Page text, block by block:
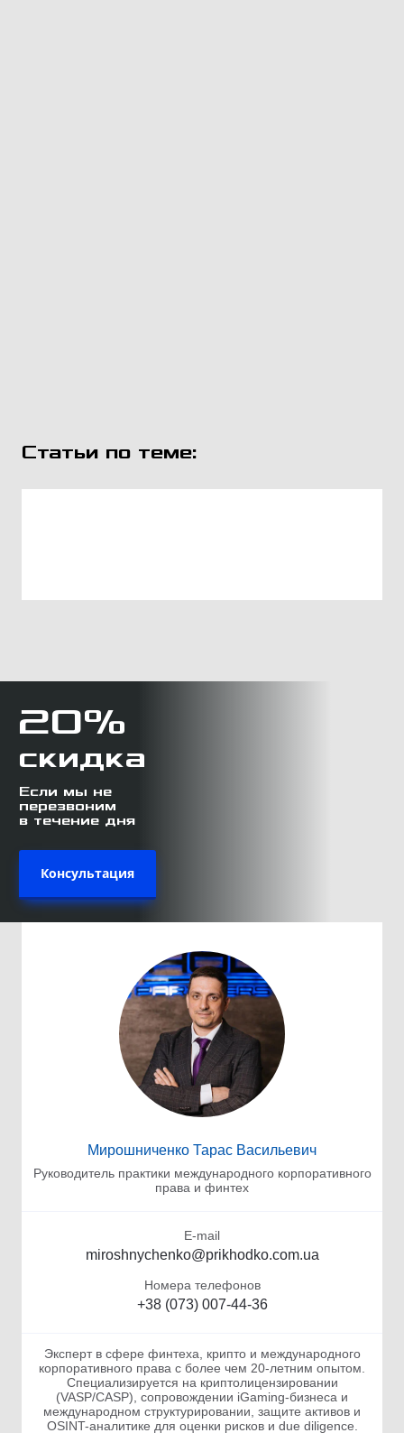
Мирошниченко Тарас Васильевич
Руководитель практики международного корпоративного
права и финтех
E-mail
miroshnychenko@prikhodko.com.ua
Номера телефонов
+38 (073) 007-44-36
Эксперт в сфере финтеха, крипто и международного
корпоративного права с более чем 20-летним опытом.
Специализируется на криптолицензировании
(VASP/CASP), сопровождении iGaming-бизнеса и
международном структурировании, защите активов и
OSINT-аналитике для оценки рисков и due diligence.
Статьи по теме:
20%
скидка
Если мы не
перезвоним
в течение дня
Консультация